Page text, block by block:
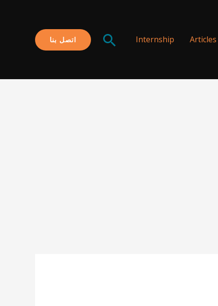
Articles
Internship البحث اتصل بنا